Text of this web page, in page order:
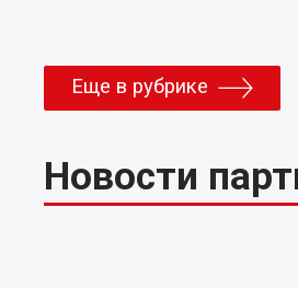
Еще в рубрике
Новости